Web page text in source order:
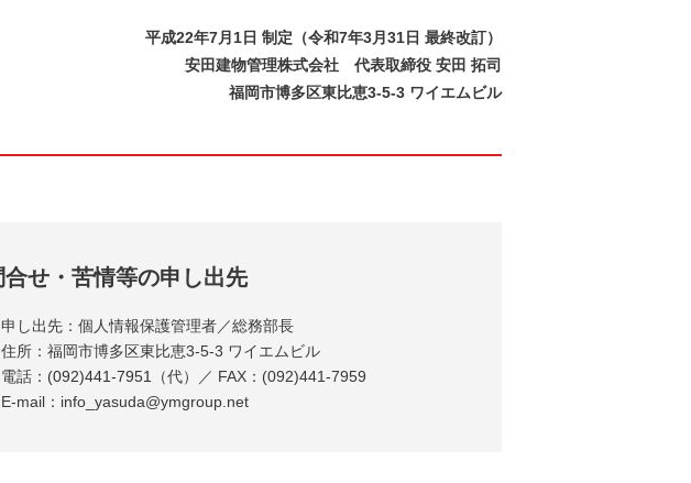
平成22年7月1日 制定（令和7年3月31日 最終改訂）
安田建物管理株式会社 代表取締役 安田 拓司
福岡市博多区東比恵3-5-3 ワイエムビル
合せ・苦情等の申し出先
申し出先：個人情報保護管理者／総務部長
住所：福岡市博多区東比恵3-5-3 ワイエムビル
電話： (092)441-7951
（代）／ FAX：(092)441-7959
E-mail：info_yasuda@ymgroup.net